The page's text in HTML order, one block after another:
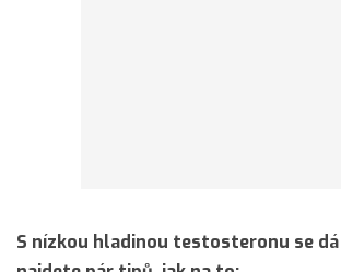
S nízkou hladinou testosteronu se